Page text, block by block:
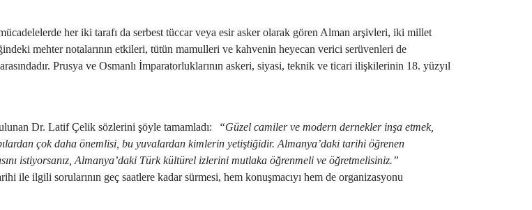
her iki tarafı da serbest tüccar veya esir asker olarak gören Alman arşivleri, iki millet
mehter notalarının etkileri, tütün mamulleri ve kahvenin heyecan verici serüvenleri de
Prusya ve Osmanlı İmparatorluklarının askeri, siyasi, teknik ve ticari ilişkilerinin 18. yüzyıl
Dr. Latif Çelik sözlerini şöyle tamamladı:
“Güzel camiler ve modern dernekler inşa etmek,
çok daha önemlisi, bu yuvalardan kimlerin yetiştiğidir. Almanya’daki tarihi öğrenen
istiyorsanız, Almanya’daki Türk kültürel izlerini mutlaka öğrenmeli ve öğretmelisiniz.”
ilgili sorularının geç saatlere kadar sürmesi, hem konuşmacıyı hem de organizasyonu